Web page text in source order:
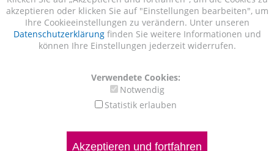
akzeptieren oder klicken Sie auf "Einstellungen bearbeiten", um
Ihre Cookieeinstellungen zu verändern. Unter unseren
Datenschutzerklärungfinden Sie weitere Informationen und
können Ihre Einstellungen jederzeit widerrufen.
Verwendete Cookies:
Notwendig
Statistik erlauben
Akzeptieren und fortfahren